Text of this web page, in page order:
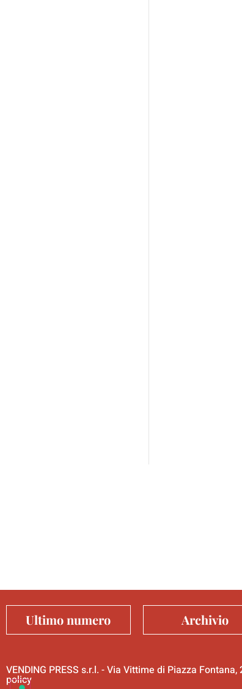
Ultimo numero Archivio
VENDING PRESS s.r.l. - Via Vittime di Piazza
policy